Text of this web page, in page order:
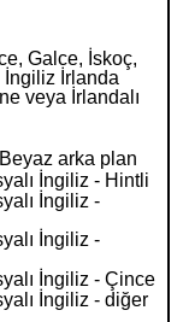
Galce, İskoç,
İngiliz İrlanda
veya İrlandalı
arka plan
İngiliz - Hintli
İngiliz -
İngiliz -
İngiliz - Çince
İngiliz - diğer